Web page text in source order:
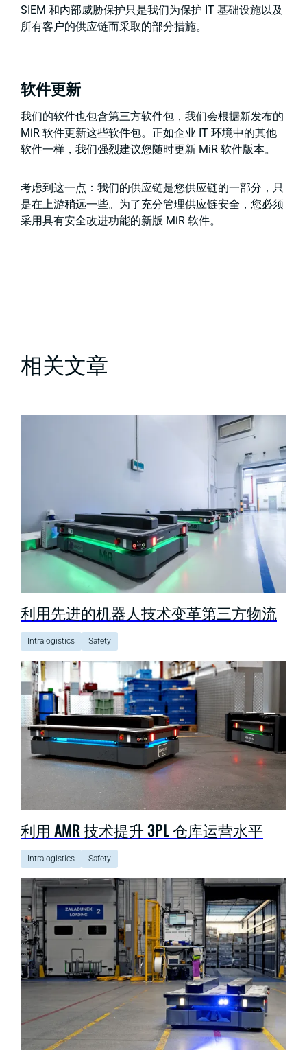
SIEM 和内部威胁保护只是我们为保护 IT 基础设施以及
所有客户的供应链而采取的部分措施。
软件更新
我们的软件也包含第三方软件包，我们会根据新发布的
MiR 软件更新这些软件包。正如企业 IT 环境中的其他
软件一样，我们强烈建议您随时更新 MiR 软件版本。
考虑到这一点：我们的供应链是您供应链的一部分，只
是在上游稍远一些。为了充分管理供应链安全，您必须
采用具有安全改进功能的新版 MiR 软件。
相关文章
利用先进的机器人技术变革第三方物流
Intralogistics Safety
利用 AMR 技术提升 3PL 仓库运营水平
Intralogistics Safety